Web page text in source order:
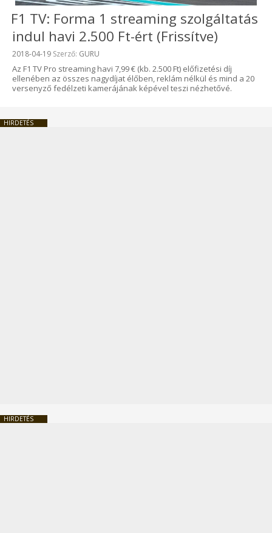
F1 TV: Forma 1 streaming szolgáltatás
indul havi 2.500 Ft-ért (Frissítve)
Beküldve:
2018-04-19 Szerző: GURU
Az F1 TV Pro streaming havi 7,99 € (kb. 2.500 Ft) előfizetési díj
ellenében az összes nagydíjat élőben, reklám nélkül és mind a 20
versenyző fedélzeti kamerájának képével teszi nézhetővé.
HIRDETÉS
HIRDETÉS